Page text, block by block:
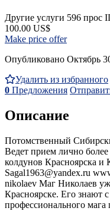
Другие услуги 596 прос
100.00 US$
Make price offer
Опубликовано Октябрь
Удалить из избранного
0 Предложения
Описание
Потомственный
Ведет прием лично
колдунов Красноярска и
Sagal1963@yandex.ru
nikolaev Маг Николаев
Красноярске. Его знают
профессионального мага